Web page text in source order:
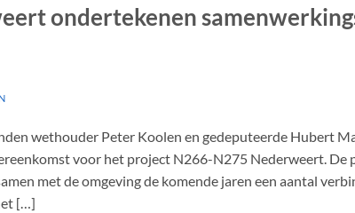
ondertekenen
wethouder Peter Koolen en gedeputeerde Hubert
voor het project N266-N275 Nederweert. De
met de omgeving de komende jaren een aantal
[…]